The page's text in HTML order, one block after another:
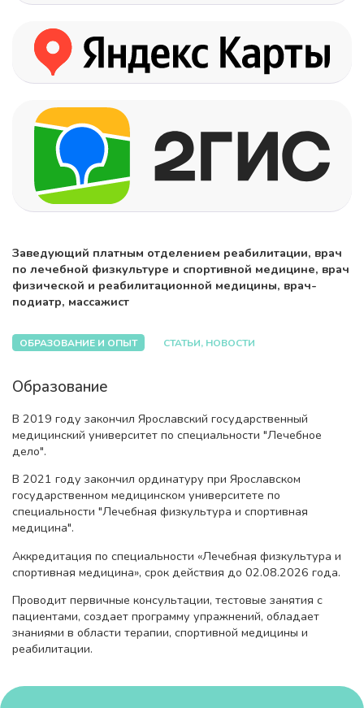
Заведующий платным отделением реабилитации, врач
по лечебной физкультуре и спортивной медицине, врач
физической и реабилитационной медицины, врач-
подиатр, массажист
ОБРАЗОВАНИЕ И ОПЫТ СТАТЬИ, НОВОСТИ
Образование
В 2019 году закончил Ярославский государственный
медицинский университет по специальности "Лечебное
дело".
В 2021 году закончил ординатуру при Ярославском
государственном медицинском университете по
специальности "Лечебная физкультура и спортивная
медицина".
Аккредитация по специальности «Лечебная физкультура и
спортивная медицина», срок действия до 02.08.2026 года.
Проводит первичные консультации, тестовые занятия с
пациентами, создает программу упражнений, обладает
знаниями в области терапии, спортивной медицины и
реабилитации.